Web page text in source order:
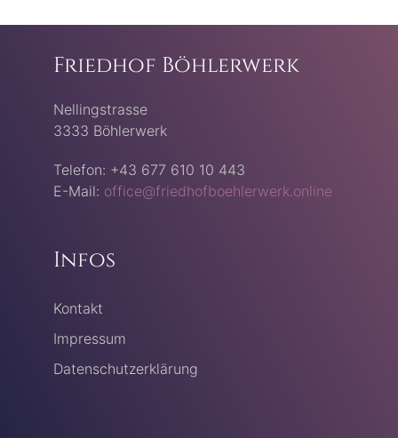
Friedhof Böhlerwerk
Nellingstrasse
3333 Böhlerwerk
Telefon: +43 677 610 10 443
E-Mail: office@friedhofboehlerwerk.online
Infos
Kontakt
Impressum
Datenschutzerklärung